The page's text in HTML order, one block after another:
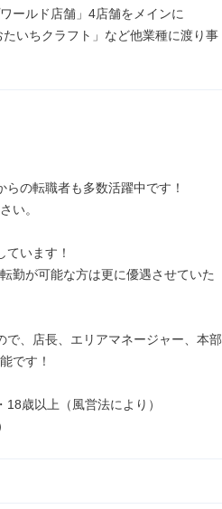
ールド店舗」4店舗をメインに
いちクラフト」など他業種に渡り事
の転職者も多数活躍中です！
い。
います！
勤が可能な方は更に優遇させていた
、店長、エリアマネージャー、本部
です！
歳以上（風営法により）